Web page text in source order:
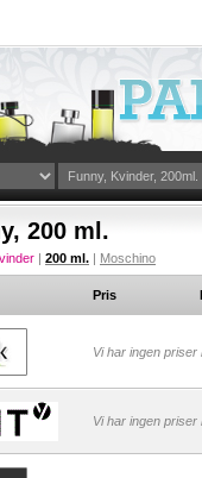
200 ml.
| 200 ml. | Moschino
Pris
Vi har ingen
Vi har ingen